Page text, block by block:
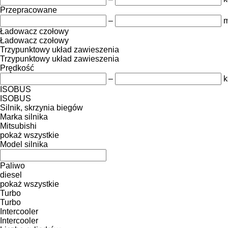
Przepracowane
–
Ładowacz czołowy
Ładowacz czołowy
Trzypunktowy układ zawieszenia
Trzypunktowy układ zawieszenia
Prędkość
–
ISOBUS
ISOBUS
Silnik, skrzynia biegów
Marka silnika
Mitsubishi
pokaż wszystkie
Model silnika
Paliwo
diesel
pokaż wszystkie
Turbo
Turbo
Intercooler
Intercooler